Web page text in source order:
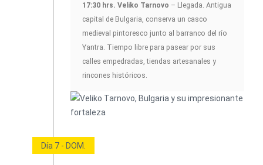
17:30 hrs. Veliko Tarnovo – Llegada. Antigua
capital de Bulgaria, conserva un casco
medieval pintoresco junto al barranco del río
Yantra. Tiempo libre para pasear por sus
calles empedradas, tiendas artesanales y
rincones históricos.
Día 7 - DOM.